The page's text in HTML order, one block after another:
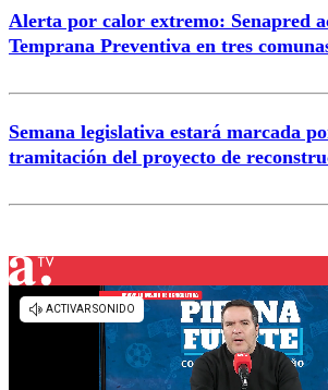
Alerta por calor extremo: Senapred
Temprana Preventiva en tres
Semana legislativa estará marcada
tramitación del proyecto de